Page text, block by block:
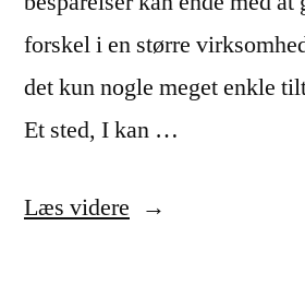
forskel i en større
det kun nogle meget enkle
Et sted, I kan …
Læs videre “Fem